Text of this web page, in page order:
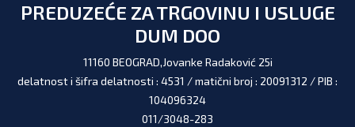
PREDUZEĆE ZA TRGOVINU I USLUGE
DUM DOO
11160 BEOGRAD,Jovanke Radaković 25i
delatnost i šifra delatnosti : 4531 / matični broj : 20091312 / PIB :
104096324
011/3048-283